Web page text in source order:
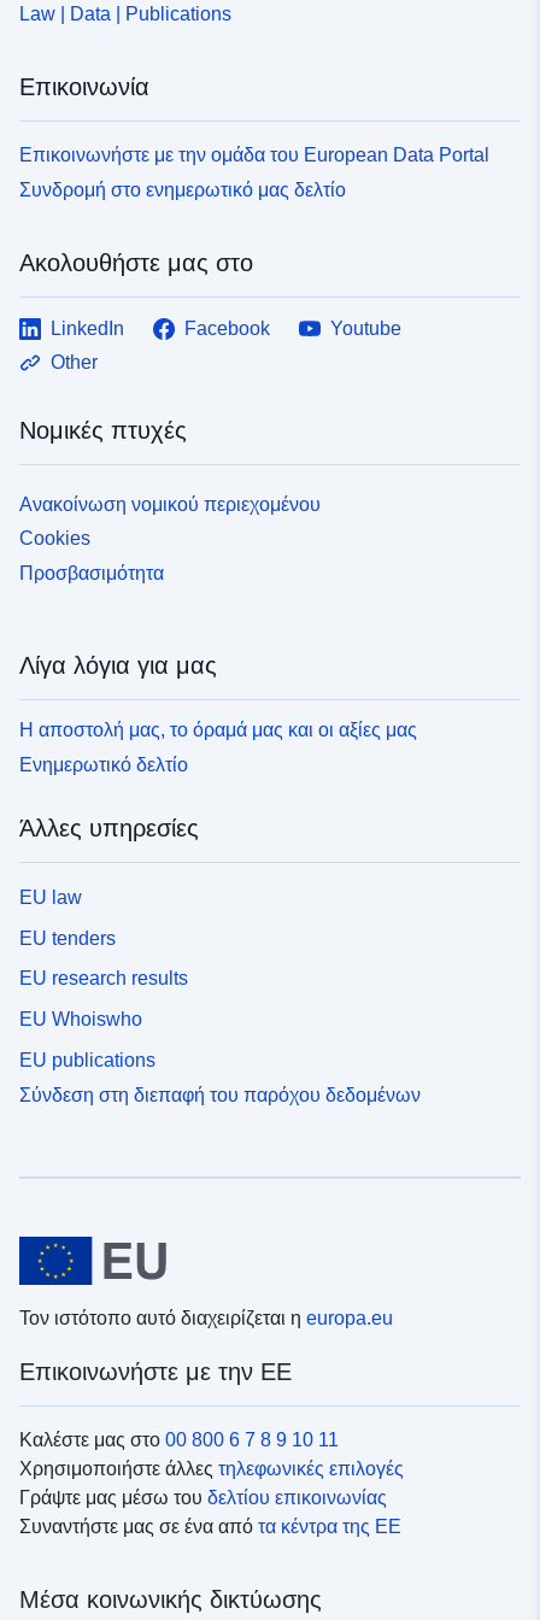
Law | Data | Publications
Επικοινωνία
Επικοινωνήστε με την ομάδα του European Data Portal
Συνδρομή στο ενημερωτικό μας δελτίο
Ακολουθήστε μας στο
LinkedIn Facebook
Youtube
Other
Νομικές πτυχές
Ανακοίνωση νομικού περιεχομένου
Cookies
Προσβασιμότητα
Λίγα λόγια για μας
Η αποστολή μας, το όραμά μας και οι αξίες μας
Ενημερωτικό δελτίο
Άλλες υπηρεσίες
EU law
EU tenders
EU research results
EU Whoiswho
EU publications
Σύνδεση στη διεπαφή του παρόχου δεδομένων
Τον ιστότοπο αυτό διαχειρίζεται η europa.eu
Επικοινωνήστε με την ΕΕ
Καλέστε μας στο 00 800 6 7 8 9 10 11
Χρησιμοποιήστε άλλες τηλεφωνικές επιλογές
Γράψτε μας μέσω του δελτίου επικοινωνίας
Συναντήστε μας σε ένα από τα κέντρα της ΕΕ
Μέσα κοινωνικής δικτύωσης